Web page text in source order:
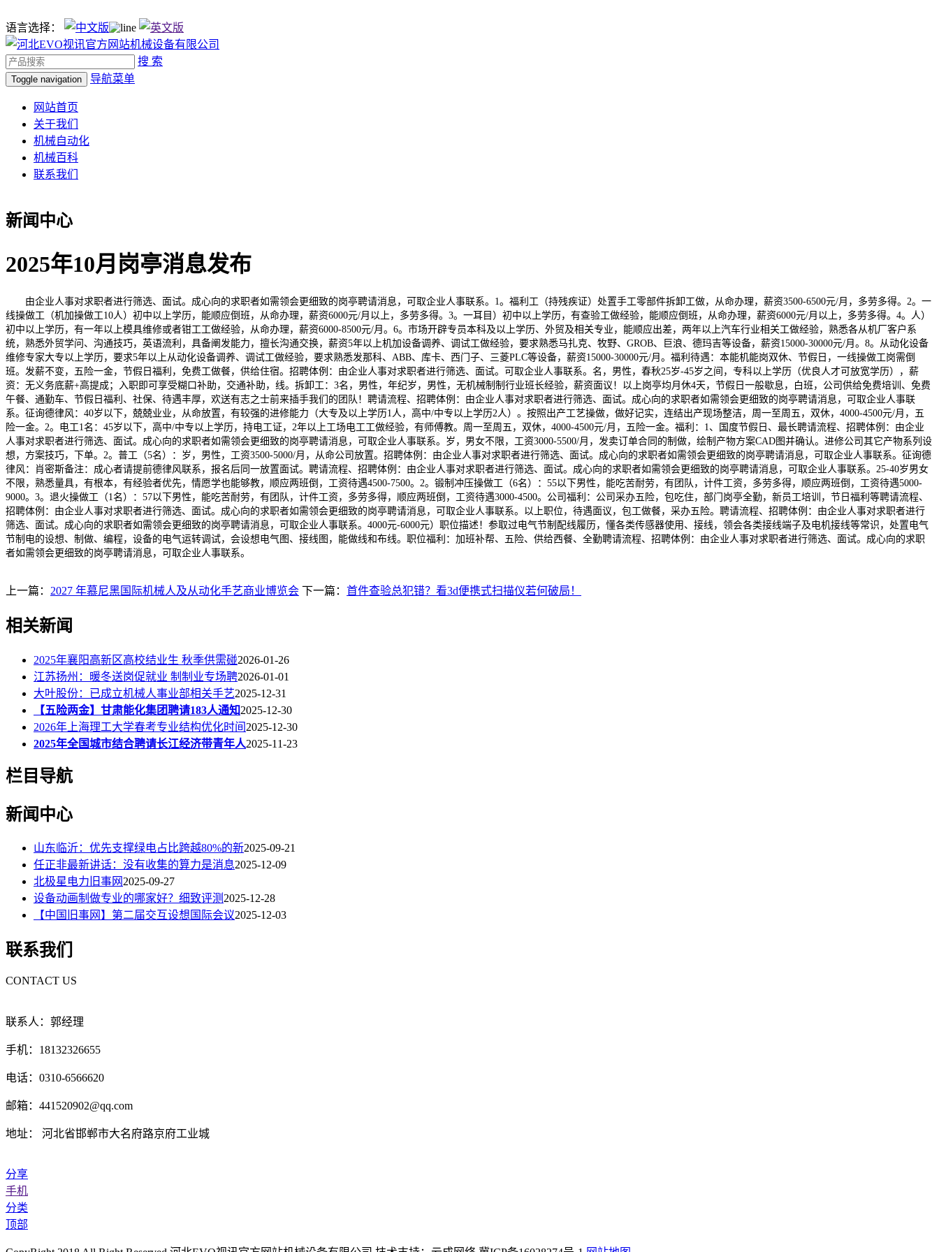
语言选择：
搜 索
Toggle navigation 导航菜单
网站首页
关于我们
机械自动化
机械百科
联系我们
新闻中心
2025年10月岗亭消息发布
由企业人事对求职者进行筛选、面试。成心向的求职者如需领会更细致的岗亭聘请消息，可取企业人事联系。1。福利工（持残疾证）处置手工零部件拆卸工做，从命办理，薪资3500-6500元/月，多劳多得。2。一
线操做工（机加操做工10人）初中以上学历，能顺应倒班，从命办理，薪资6000元/月以上，多劳多得。3。一耳目）初中以上学历，有查验工做经验，能顺应倒班，从命办理，薪资6000元/月以上，多劳多得。4。人）
初中以上学历，有一年以上模具维修或者钳工工做经验，从命办理，薪资6000-8500元/月。6。市场开辟专员本科及以上学历、外贸及相关专业，能顺应出差，两年以上汽车行业相关工做经验，熟悉各从机厂客户系
统，熟悉外贸学问、沟通技巧，英语流利，具备阐发能力，擅长沟通交换，薪资5年以上机加设备调养、调试工做经验，要求熟悉马扎克、牧野、GROB、巨浪、德玛吉等设备，薪资15000-30000元/月。8。从动化设备
维修专家大专以上学历，要求5年以上从动化设备调养、调试工做经验，要求熟悉发那科、ABB、库卡、西门子、三菱PLC等设备，薪资15000-30000元/月。福利待遇：本能机能岗双休、节假日，一线操做工岗需倒
班。发薪不变，五险一金，节假日福利，免费工做餐，供给住宿。招聘体例：由企业人事对求职者进行筛选、面试。可取企业人事联系。名，男性，春秋25岁-45岁之间，专科以上学历（优良人才可放宽学历），薪
资：无义务底薪+高提成；入职即可享受糊口补助，交通补助，线。拆卸工：3名，男性，年纪岁，男性，无机械制制行业班长经验，薪资面议！以上岗亭均月休4天，节假日一般歇息，白班，公司供给免费培训、免费
午餐、通勤车、节假日福利、社保、待遇丰厚，欢送有志之士前来插手我们的团队！聘请流程、招聘体例：由企业人事对求职者进行筛选、面试。成心向的求职者如需领会更细致的岗亭聘请消息，可取企业人事联
系。征询德律风：40岁以下，兢兢业业，从命放置，有较强的进修能力（大专及以上学历1人，高中/中专以上学历2人）。按照出产工艺操做，做好记实，连结出产现场整洁，周一至周五，双休，4000-4500元/月，五
险一金。2。电工1名：45岁以下，高中/中专以上学历，持电工证，2年以上工场电工工做经验，有师傅教。周一至周五，双休，4000-4500元/月，五险一金。福利：1、国度节假日、最长聘请流程、招聘体例：由企业
人事对求职者进行筛选、面试。成心向的求职者如需领会更细致的岗亭聘请消息，可取企业人事联系。岁，男女不限，工资3000-5500/月，发卖订单合同的制做，绘制产物方案CAD图并确认。进修公司其它产物系列设
想，方案技巧，下单。2。普工（5名）：岁，男性，工资3500-5000/月，从命公司放置。招聘体例：由企业人事对求职者进行筛选、面试。成心向的求职者如需领会更细致的岗亭聘请消息，可取企业人事联系。征询德
律风：肖密斯备注：成心者请提前德律风联系，报名后同一放置面试。聘请流程、招聘体例：由企业人事对求职者进行筛选、面试。成心向的求职者如需领会更细致的岗亭聘请消息，可取企业人事联系。25-40岁男女
不限，熟悉量具，有根本，有经验者优先，情愿学也能够教，顺应两班倒，工资待遇4500-7500。2。锻制冲压操做工（6名）：55以下男性，能吃苦耐劳，有团队，计件工资，多劳多得，顺应两班倒，工资待遇5000-
9000。3。退火操做工（1名）：57以下男性，能吃苦耐劳，有团队，计件工资，多劳多得，顺应两班倒，工资待遇3000-4500。公司福利：公司采办五险，包吃住，部门岗亭全勤，新员工培训，节日福利等聘请流程、
招聘体例：由企业人事对求职者进行筛选、面试。成心向的求职者如需领会更细致的岗亭聘请消息，可取企业人事联系。以上职位，待遇面议，包工做餐，采办五险。聘请流程、招聘体例：由企业人事对求职者进行
筛选、面试。成心向的求职者如需领会更细致的岗亭聘请消息，可取企业人事联系。4000元-6000元）职位描述！参取过电气节制配线履历，懂各类传感器使用、接线，领会各类接线端子及电机接线等常识，处置电气
节制电的设想、制做、编程，设备的电气运转调试，会设想电气图、接线图，能做线和布线。职位福利：加班补帮、五险、供给西餐、全勤聘请流程、招聘体例：由企业人事对求职者进行筛选、面试。成心向的求职
者如需领会更细致的岗亭聘请消息，可取企业人事联系。
上一篇： 2027 年慕尼黑国际机械人及从动化手艺商业博览会 下一篇： 首件查验总犯错？看3d便携式扫描仪若何破局！
相关新闻
2025年襄阳高新区高校结业生 秋季供需碰2026-01-26
江苏扬州：暖冬送岗促就业 制制业专场聘2026-01-01
大叶股份：已成立机械人事业部相关手艺2025-12-31
【五险两金】甘肃能化集团聘请183人通知2025-12-30
2026年上海理工大学春考专业结构优化时间 2025-12-30
2025年全国城市结合聘请长江经济带青年人2025-11-23
栏目导航
新闻中心
山东临沂：优先支撑绿电占比跨越80%的新2025-09-21
任正非最新讲话：没有收集的算力是消息2025-12-09
北极星电力旧事网2025-09-27
设备动画制做专业的哪家好？细致评测2025-12-28
【中国旧事网】第二届交互设想国际会议2025-12-03
联系我们
CONTACT US
联系人：郭经理
手机：18132326655
电话：0310-6566620
邮箱：441520902@qq.com
地址： 河北省邯郸市大名府路京府工业城
分享
手机
分类
顶部